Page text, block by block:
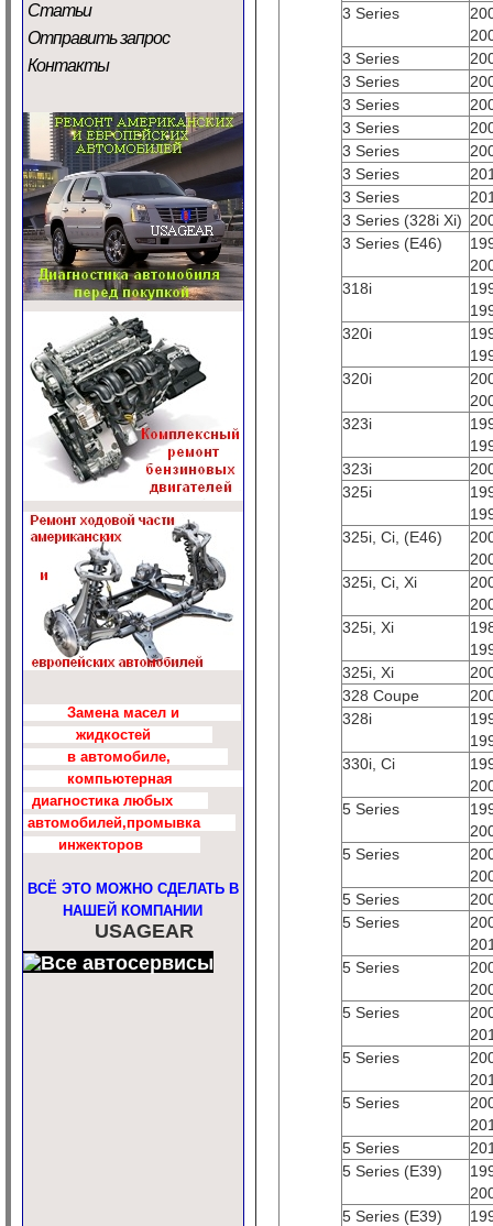
Статьи
Отправить запрос
Контакты
Замена масел и
жидкостей
в автомобиле,
компьютерная
диагностика любых
автомобилей,промывка
инжекторов
ВСЁ ЭТО МОЖНО СДЕЛАТЬ В
НАШЕЙ КОМПАНИИ
USAGEAR
3 Series
3 Series
3 Series
3 Series
3 Series
3 Series
3 Series
3 Series
3 Series (328i Xi)
3 Series (E46)
318i
320i
320i
323i
323i
325i
325i, Ci, (E46)
325i, Ci, Xi
325i, Xi
325i, Xi
328 Coupe
328i
330i, Ci
5 Series
5 Series
5 Series
5 Series
5 Series
5 Series
5 Series
5 Series
5 Series
5 Series (E39)
5 Series (E39)